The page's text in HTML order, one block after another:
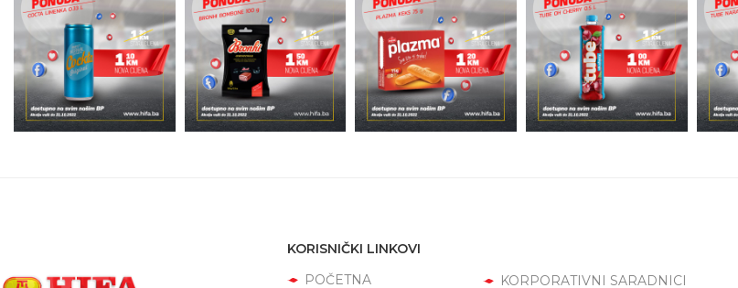
KORISNIČKI LINKOVI
POČETNA
KORPORATIVNI SARADNICI